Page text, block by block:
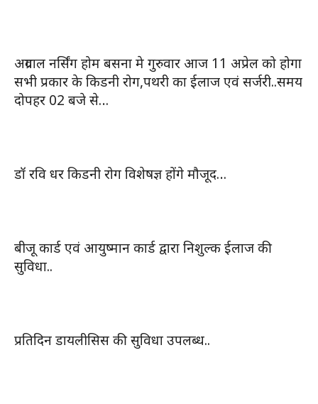
अग्रवाल नर्सिंग होम बसना मे गुरुवार आज 11 अप्रेल को होगा
सभी प्रकार के किडनी रोग,पथरी का ईलाज एवं सर्जरी..समय
दोपहर 02 बजे से…
डॉ रवि धर किडनी रोग विशेषज्ञ होंगे मौजूद…
बीजू कार्ड एवं आयुष्मान कार्ड द्वारा निशुल्क ईलाज की
सुविधा..
प्रतिदिन डायलीसिस की सुविधा उपलब्ध..